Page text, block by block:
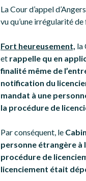
La Cour d’appel
vu qu’une irrégularité
Fort heureusement, la
et rappelle qu en
finalité même de
notification du
mandat à une
la procédure de
Par conséquent, le
personne étrangère à
procédure de
licenciement était